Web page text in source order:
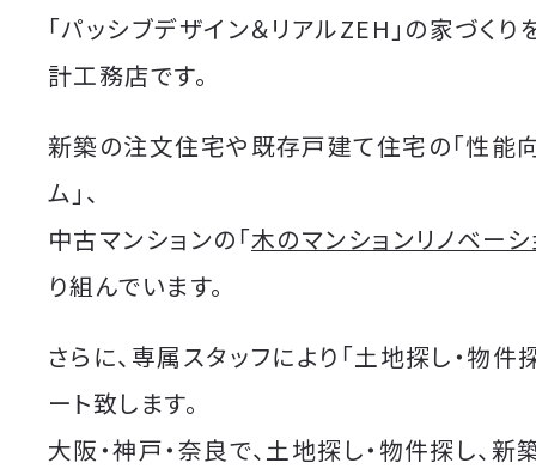
「パッシブデザイン＆リアルZEH」の家づく
計工務店です。
新築の注文住宅や既存戸建て住宅の「性能
ム」、
中古マンションの「木のマンションリノベーシ
り組んでいます。
さらに、専属スタッフにより「土地探し・物件
ート致します。
大阪・神戸・奈良で、土地探し・物件探し、新